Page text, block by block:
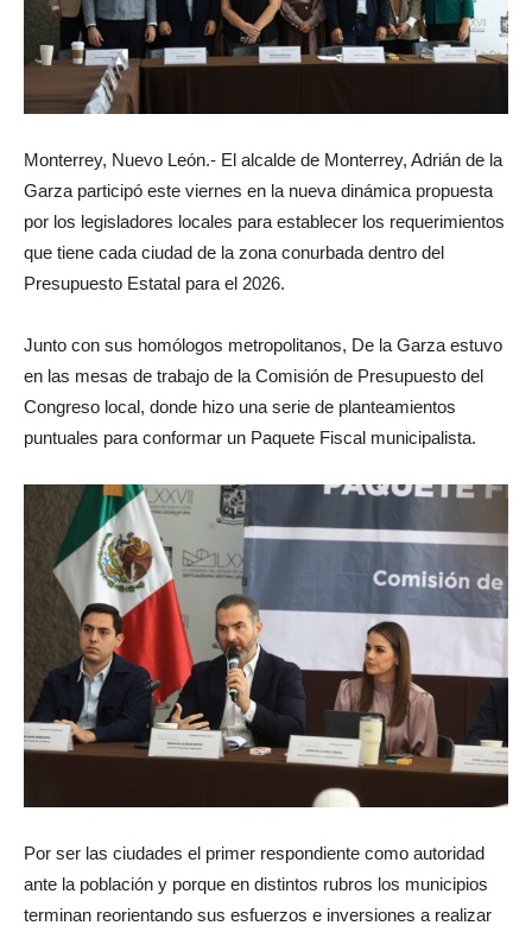
Monterrey, Nuevo León.- El alcalde de Monterrey, Adrián de la
Garza participó este viernes en la nueva dinámica propuesta
por los legisladores locales para establecer los requerimientos
que tiene cada ciudad de la zona conurbada dentro del
Presupuesto Estatal para el 2026.
Junto con sus homólogos metropolitanos, De la Garza estuvo
en las mesas de trabajo de la Comisión de Presupuesto del
Congreso local, donde hizo una serie de planteamientos
puntuales para conformar un Paquete Fiscal municipalista.
Por ser las ciudades el primer respondiente como autoridad
ante la población y porque en distintos rubros los municipios
terminan reorientando sus esfuerzos e inversiones a realizar